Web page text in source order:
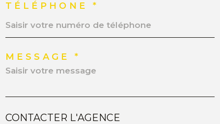
TÉLÉPHONE *
MESSAGE *
CONTACTER L'AGENCE